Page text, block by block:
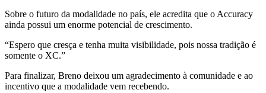
Sobre o futuro da modalidade no país, ele acredita que o Accuracy
ainda possui um enorme potencial de crescimento.
“Espero que cresça e tenha muita visibilidade, pois nossa tradição é
somente o XC.”
Para finalizar, Breno deixou um agradecimento à comunidade e ao
incentivo que a modalidade vem recebendo.